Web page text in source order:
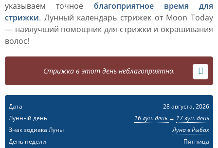
указываем точное благоприятное время для
стрижки. Лунный календарь стрижек от Moon Today
— наилучший помощник для стрижки и окрашивания
волос!
Стрижка в этот день неблагоприятна.
Дата
28 августа, 2026
Лунный день
16 лун. день → 17 лун. день
Знак зодиака Луны
Луна в Рыбах
День недели
Пятница